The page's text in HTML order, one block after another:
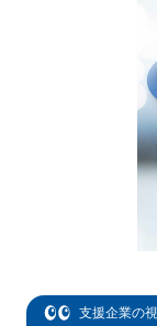
支援企業の